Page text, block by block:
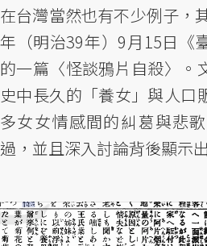
在台灣當然也有不少例子，
年（明治39年）9月15日《
的一篇〈怪談鴉片自殺〉。
史中長久的「養女」與人口
多女女情感間的糾葛與悲
過，並且深入討論背後顯示